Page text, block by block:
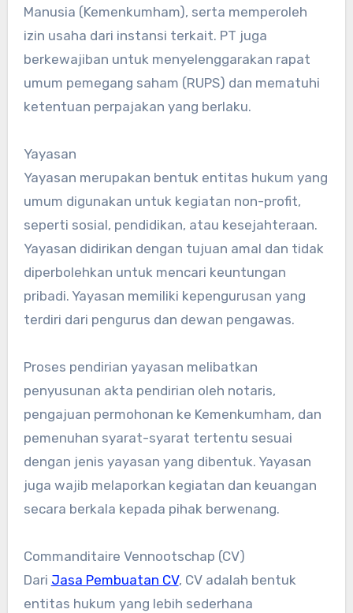
Manusia (Kemenkumham), serta memperoleh
izin usaha dari instansi terkait. PT juga
berkewajiban untuk menyelenggarakan rapat
umum pemegang saham (RUPS) dan mematuhi
ketentuan perpajakan yang berlaku.
Yayasan
Yayasan merupakan bentuk entitas hukum yang
umum digunakan untuk kegiatan non-profit,
seperti sosial, pendidikan, atau kesejahteraan.
Yayasan didirikan dengan tujuan amal dan tidak
diperbolehkan untuk mencari keuntungan
pribadi. Yayasan memiliki kepengurusan yang
terdiri dari pengurus dan dewan pengawas.
Proses pendirian yayasan melibatkan
penyusunan akta pendirian oleh notaris,
pengajuan permohonan ke Kemenkumham, dan
pemenuhan syarat-syarat tertentu sesuai
dengan jenis yayasan yang dibentuk. Yayasan
juga wajib melaporkan kegiatan dan keuangan
secara berkala kepada pihak berwenang.
Commanditaire Vennootschap (CV)
Dari Jasa Pembuatan CV, CV adalah bentuk
entitas hukum yang lebih sederhana